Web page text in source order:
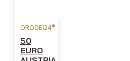
ORODEI24®
50
EURO